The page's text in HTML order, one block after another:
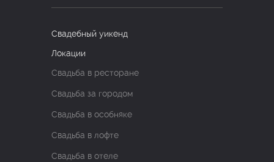
Свадебный уикенд
Локации
Свадьба в ресторане
Свадьба за городом
Свадьба в особняке
Свадьба в лофте
Свадьба в отеле